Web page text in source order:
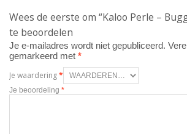
Wees de eerste om “Kaloo Perle –
te beoordelen
Je e-mailadres wordt niet gepubliceerd.
gemarkeerd met *
Je waardering*
Je beoordeling *